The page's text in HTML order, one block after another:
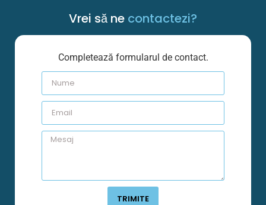
Vrei să ne contactezi?
Completează formularul de contact.
TRIMITE